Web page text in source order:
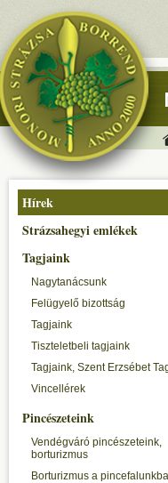
Hírek
Strázsahegyi emlékek
Tagjaink
Nagytanácsunk
Felügyelő bizottság
Tagjaink
Tiszteletbeli tagjaink
Tagjaink, Szent Erzsébet
Vincellérek
Pincészeteink
Vendégváró pincészeteink,
borturizmus
Borturizmus a